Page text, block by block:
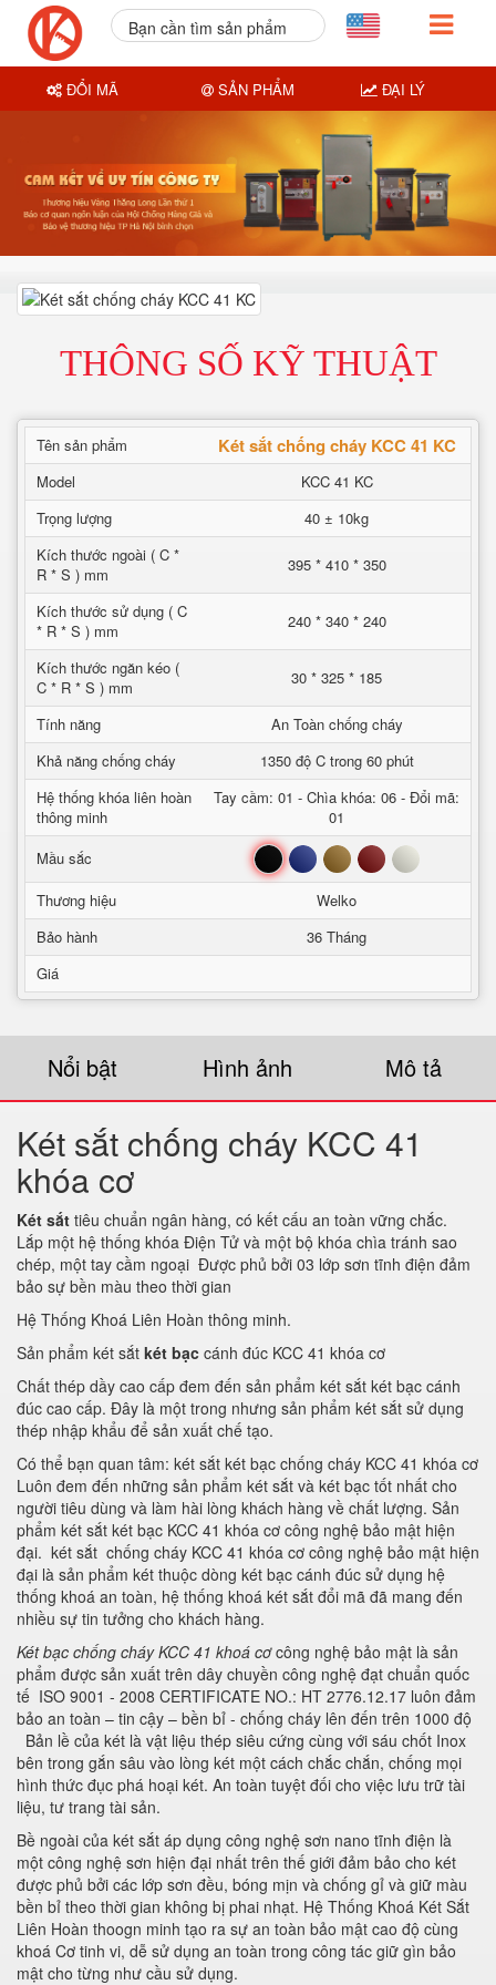
THÔNG SỐ KỸ THUẬT
Tên sản phẩm Két sắt chống cháy KCC 41 KC
Model
KCC 41 KC
Trọng lượng
40 ± 10kg
Kích thước ngoài ( C *
R * S ) mm
395 * 410 * 350
Kích thước sử dụng ( C
* R * S ) mm
240 * 340 * 240
Kích thước ngăn kéo (
C * R * S ) mm
30 * 325 * 185
Tính năng
An Toàn chống cháy
Khả năng chống cháy
1350 độ C trong 60 phút
Hệ thống khóa liên hoàn
thông minh
Tay cầm: 01 - Chìa khóa: 06 - Đổi mã:
01
Mầu sắc
Đen Xanh Nâu Đỏ Trắng
Thương hiệu
Welko
Bảo hành
36 Tháng
Giá
Nổi bật Hình ảnh Mô tả
Két sắt chống cháy KCC 41
khóa cơ
Két sắt tiêu chuẩn ngân hàng, có kết cấu an toàn vững chắc.
Lắp một hệ thống khóa Điện Tử và một bộ khóa chìa tránh sao
chép, một tay cầm ngoại Được phủ bởi 03 lớp sơn tĩnh điện đảm
bảo sự bền màu theo thời gian
Hệ Thống Khoá Liên Hoàn thông minh.
Sản phẩm két sắt két bạc cánh đúc KCC 41 khóa cơ
Chất thép dầy cao cấp đem đến sản phẩm két sắt két bạc cánh
đúc cao cấp. Đây là một trong nhưng sản phẩm két sắt sử dụng
thép nhập khẩu để sản xuất chế tạo.
Có thể bạn quan tâm: két sắt két bạc chống cháy KCC 41 khóa cơ
Luôn đem đến những sản phẩm két sắt và két bạc tốt nhất cho
người tiêu dùng và làm hài lòng khách hàng về chất lượng. Sản
phẩm két sắt két bạc KCC 41 khóa cơ công nghệ bảo mật hiện
đại. két sắt chống cháy KCC 41 khóa cơ công nghệ bảo mật hiện
đại là sản phẩm két thuộc dòng két bạc cánh đúc sử dụng hệ
thống khoá an toàn, hệ thống khoá két sắt đổi mã đã mang đến
nhiều sự tin tưởng cho khách hàng.
Két bạc chống cháy KCC 41 khoá cơcông nghệ bảo mật là sản
phẩm được sản xuất trên dây chuyền công nghệ đạt chuẩn quốc
tế ISO 9001 - 2008 CERTIFICATE NO.: HT 2776.12.17 luôn đảm
bảo an toàn – tin cậy – bền bỉ - chống cháy lên đến trên 1000 độ
Bản lề của két là vật liệu thép siêu cứng cùng với sáu chốt Inox
bên trong gắn sâu vào lòng két một cách chắc chắn, chống mọi
hình thức đục phá hoại két. An toàn tuyệt đối cho việc lưu trữ tài
liệu, tư trang tài sản.
Bề ngoài của két sắt áp dụng công nghệ sơn nano tĩnh điện là
một công nghệ sơn hiện đại nhất trên thế giới đảm bảo cho két
được phủ bởi các lớp sơn đều, bóng mịn và chống gỉ và giữ màu
bền bỉ theo thời gian không bị phai nhạt. Hệ Thống Khoá Két Sắt
Liên Hoàn thoogn minh tạo ra sự an toàn bảo mật cao độ cùng
khoá Cơ tinh vi, dễ sử dụng an toàn trong công tác giữ gìn bảo
mật cho từng như cầu sử dụng.
Bạn cần tìm sản phẩm
ĐỔI MÃ SẢN PHẨM ĐẠI LÝ